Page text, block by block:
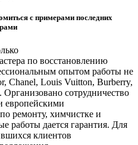
с примерами последних
по восстановлению
опытом работы не
Chanel, Louis Vuitton, Burberry,
сотрудничество
европейскими
ремонту, химчистке и
работы дается гарантия. Для
клиентов